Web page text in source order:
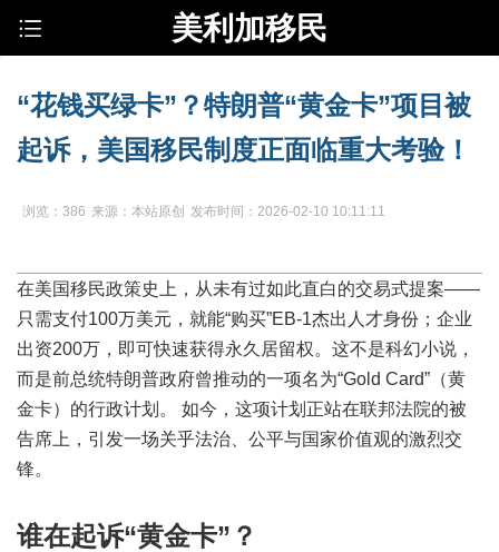
美利加移民
“花钱买绿卡”？特朗普“黄金卡”项目被
起诉，美国移民制度正面临重大考验！
浏览：386 来源：本站原创 发布时间：2026-02-10 10:11:11
在美国移民政策史上，从未有过如此直白的交易式提案——
只需支付100万美元，就能“购买”EB-1杰出人才身份；企业
出资200万，即可快速获得永久居留权。这不是科幻小说，
而是前总统特朗普政府曾推动的一项名为“Gold Card”（黄
金卡）的行政计划。 如今，这项计划正站在联邦法院的被
告席上，引发一场关乎法治、公平与国家价值观的激烈交
锋。
谁在起诉“黄金卡”？